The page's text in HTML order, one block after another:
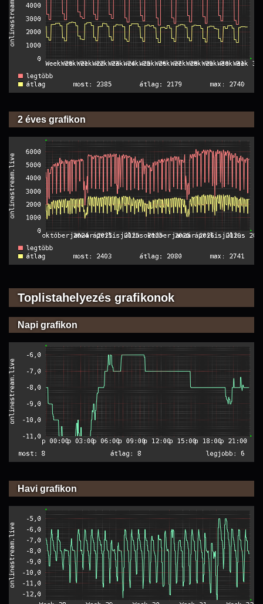
2 éves grafikon
Toplistahelyezés grafikonok
Napi grafikon
Havi grafikon